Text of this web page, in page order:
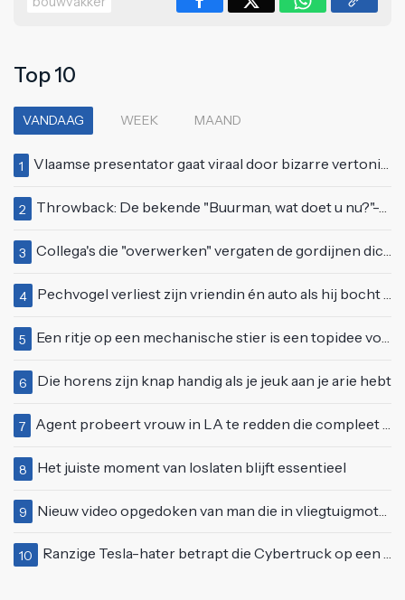
Top 10
VANDAAG WEEK MAAND
1 Vlaamse presentator gaat viraal door bizarre vertoning op live televisie: "Helemaal stijf van de bloem"
2 Throwback: De bekende "Buurman, wat doet u nu?"-scène uit Flodder met Tatjana Šimić
3 Collega's die "overwerken" vergaten de gordijnen dicht te doen
4 Pechvogel verliest zijn vriendin én auto als hij bocht te scherp neemt
5 Een ritje op een mechanische stier is een topidee voor een eerste date
6 Die horens zijn knap handig als je jeuk aan je arie hebt
7 Agent probeert vrouw in LA te redden die compleet van het padje is
8 Het juiste moment van loslaten blijft essentieel
9 Nieuw video opgedoken van man die in vliegtuigmotor springt op vliegveld Milaan
10 Ranzige Tesla-hater betrapt die Cybertruck op een 'speciale bruine coating' trakteert